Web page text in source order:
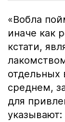
«Вобла
иначе как
кстати,
отдельных
среднем,
для